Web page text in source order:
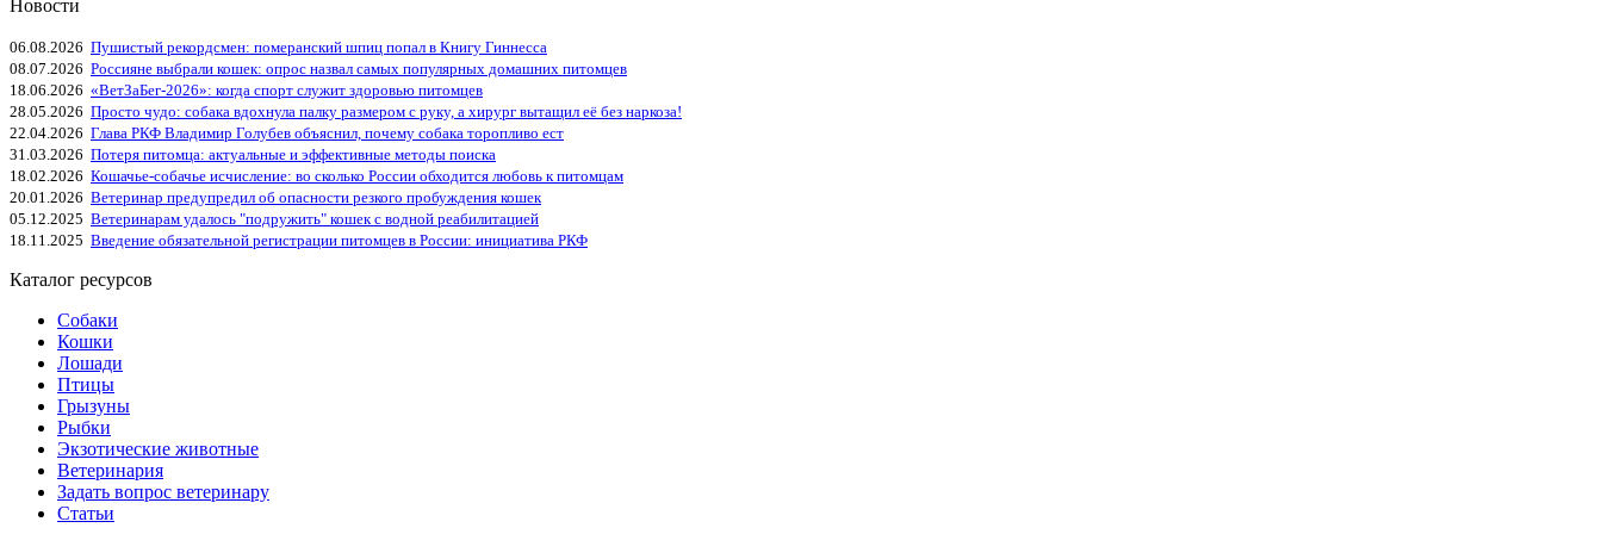
Новости
06.08.2026 Пушистый рекордсмен: померанский шпиц попал в Книгу Гиннесса
08.07.2026 Россияне выбрали кошек: опрос назвал самых популярных домашних питомцев
18.06.2026 «ВетЗаБег‑2026»: когда спорт служит здоровью питомцев
28.05.2026 Просто чудо: собака вдохнула палку размером с руку, а хирург вытащил её без наркоза!
22.04.2026 Глава РКФ Владимир Голубев объяснил, почему собака торопливо ест
31.03.2026 Потеря питомца: актуальные и эффективные методы поиска
18.02.2026 Кошачье-собачье исчисление: во сколько России обходится любовь к питомцам
20.01.2026 Ветеринар предупредил об опасности резкого пробуждения кошек
05.12.2025 Ветеринарам удалось "подружить" кошек с водной реабилитацией
18.11.2025 Введение обязательной регистрации питомцев в России: инициатива РКФ
Каталог ресурсов
Собаки
Кошки
Лошади
Птицы
Грызуны
Рыбки
Экзотические животные
Ветеринария
Задать вопрос ветеринару
Статьи